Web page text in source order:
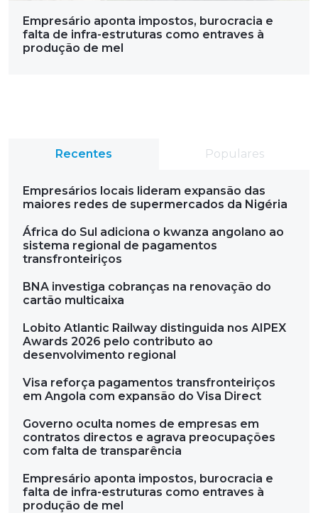
Empresário aponta impostos, burocracia e
falta de infra-estruturas como entraves à
produção de mel
Recentes Populares
Empresários locais lideram expansão das
maiores redes de supermercados da Nigéria
África do Sul adiciona o kwanza angolano ao
sistema regional de pagamentos
transfronteiriços
BNA investiga cobranças na renovação do
cartão multicaixa
Lobito Atlantic Railway distinguida nos AIPEX
Awards 2026 pelo contributo ao
desenvolvimento regional
Visa reforça pagamentos transfronteiriços
em Angola com expansão do Visa Direct
Governo oculta nomes de empresas em
contratos directos e agrava preocupações
com falta de transparência
Empresário aponta impostos, burocracia e
falta de infra-estruturas como entraves à
produção de mel